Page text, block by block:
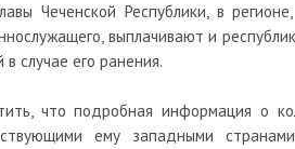
Чеченской Республики, в
выплачивают и
в случае его ранения.
что подробная информация о
ему западными